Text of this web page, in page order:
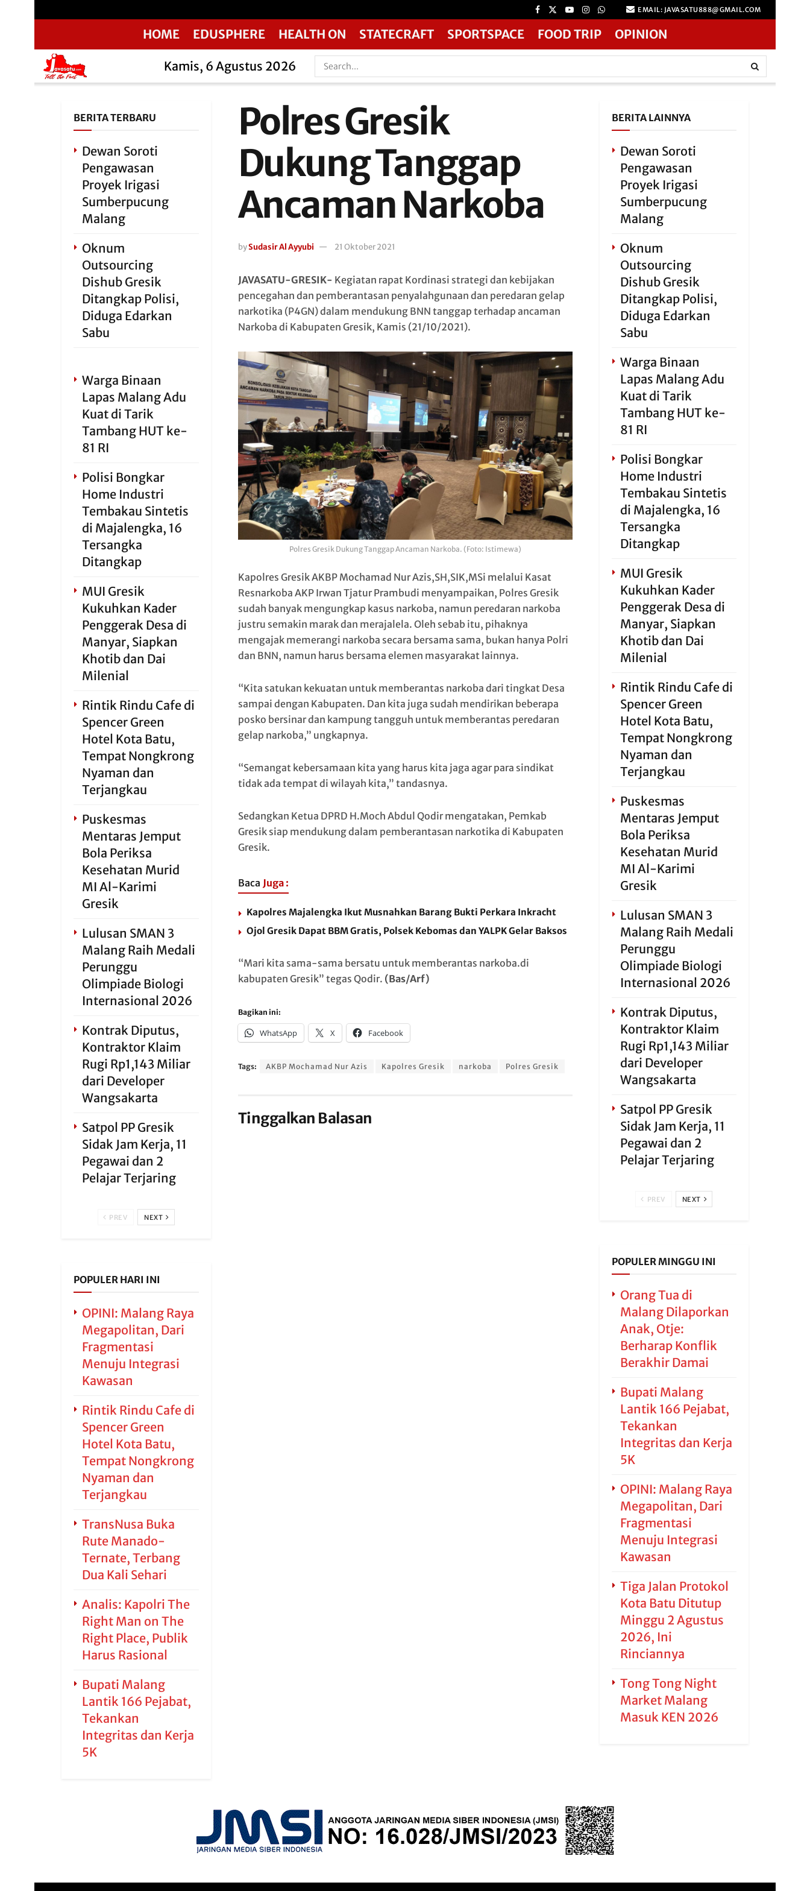
EMAIL: JAVASATU888@GMAIL.COM
HOME EDUSPHERE HEALTH ON STATECRAFT SPORTSPACE FOOD TRIP OPINION
Kamis, 6 Agustus 2026
Polres Gresik
Dukung Tanggap
Ancaman Narkoba
bySudasir Al Ayyubi 21 Oktober 2021
JAVASATU-GRESIK- Kegiatan rapat Kordinasi strategi dan kebijakan
pencegahan dan pemberantasan penyalahgunaan dan peredaran gelap
narkotika (P4GN) dalam mendukung BNN tanggap terhadap ancaman
Narkoba di Kabupaten Gresik, Kamis (21/10/2021).
Polres Gresik Dukung Tanggap Ancaman Narkoba. (Foto: Istimewa)
Kapolres Gresik AKBP Mochamad Nur Azis,SH,SIK,MSi melalui Kasat
Resnarkoba AKP Irwan Tjatur Prambudi menyampaikan, Polres Gresik
sudah banyak mengungkap kasus narkoba, namun peredaran narkoba
justru semakin marak dan merajalela. Oleh sebab itu, pihaknya
mengajak memerangi narkoba secara bersama sama, bukan hanya Polri
dan BNN, namun harus bersama elemen masyarakat lainnya.
“Kita satukan kekuatan untuk memberantas narkoba dari tingkat Desa
sampai dengan Kabupaten. Dan kita juga sudah mendirikan beberapa
posko bersinar dan kampung tangguh untuk memberantas peredaran
gelap narkoba,” ungkapnya.
“Semangat kebersamaan kita yang harus kita jaga agar para sindikat
tidak ada tempat di wilayah kita,” tandasnya.
Sedangkan Ketua DPRD H.Moch Abdul Qodir mengatakan, Pemkab
Gresik siap mendukung dalam pemberantasan narkotika di Kabupaten
Gresik.
Baca Juga :
Kapolres Majalengka Ikut Musnahkan Barang Bukti Perkara Inkracht
Ojol Gresik Dapat BBM Gratis, Polsek Kebomas dan YALPK Gelar Baksos
“Mari kita sama-sama bersatu untuk memberantas narkoba.di
kabupaten Gresik” tegas Qodir. (Bas/Arf)
Bagikan ini:
WhatsApp X Facebook
Tags: AKBP Mochamad Nur Azis Kapolres Gresik narkoba Polres Gresik
Tinggalkan Balasan
BERITA TERBARU
Dewan Soroti
Pengawasan
Proyek Irigasi
Sumberpucung
Malang
Oknum
Outsourcing
Dishub Gresik
Ditangkap Polisi,
Diduga Edarkan
Sabu
Warga Binaan
Lapas Malang Adu
Kuat di Tarik
Tambang HUT ke-
81 RI
Polisi Bongkar
Home Industri
Tembakau Sintetis
di Majalengka, 16
Tersangka
Ditangkap
MUI Gresik
Kukuhkan Kader
Penggerak Desa di
Manyar, Siapkan
Khotib dan Dai
Milenial
Rintik Rindu Cafe di
Spencer Green
Hotel Kota Batu,
Tempat Nongkrong
Nyaman dan
Terjangkau
Puskesmas
Mentaras Jemput
Bola Periksa
Kesehatan Murid
MI Al-Karimi
Gresik
Lulusan SMAN 3
Malang Raih Medali
Perunggu
Olimpiade Biologi
Internasional 2026
Kontrak Diputus,
Kontraktor Klaim
Rugi Rp1,143 Miliar
dari Developer
Wangsakarta
Satpol PP Gresik
Sidak Jam Kerja, 11
Pegawai dan 2
Pelajar Terjaring
PREV NEXT
POPULER HARI INI
OPINI: Malang Raya
Megapolitan, Dari
Fragmentasi
Menuju Integrasi
Kawasan
Rintik Rindu Cafe di
Spencer Green
Hotel Kota Batu,
Tempat Nongkrong
Nyaman dan
Terjangkau
TransNusa Buka
Rute Manado-
Ternate, Terbang
Dua Kali Sehari
Analis: Kapolri The
Right Man on The
Right Place, Publik
Harus Rasional
Bupati Malang
Lantik 166 Pejabat,
Tekankan
Integritas dan Kerja
5K
BERITA LAINNYA
Dewan Soroti
Pengawasan
Proyek Irigasi
Sumberpucung
Malang
Oknum
Outsourcing
Dishub Gresik
Ditangkap Polisi,
Diduga Edarkan
Sabu
Warga Binaan
Lapas Malang Adu
Kuat di Tarik
Tambang HUT ke-
81 RI
Polisi Bongkar
Home Industri
Tembakau Sintetis
di Majalengka, 16
Tersangka
Ditangkap
MUI Gresik
Kukuhkan Kader
Penggerak Desa di
Manyar, Siapkan
Khotib dan Dai
Milenial
Rintik Rindu Cafe di
Spencer Green
Hotel Kota Batu,
Tempat Nongkrong
Nyaman dan
Terjangkau
Puskesmas
Mentaras Jemput
Bola Periksa
Kesehatan Murid
MI Al-Karimi
Gresik
Lulusan SMAN 3
Malang Raih Medali
Perunggu
Olimpiade Biologi
Internasional 2026
Kontrak Diputus,
Kontraktor Klaim
Rugi Rp1,143 Miliar
dari Developer
Wangsakarta
Satpol PP Gresik
Sidak Jam Kerja, 11
Pegawai dan 2
Pelajar Terjaring
PREV NEXT
POPULER MINGGU INI
Orang Tua di
Malang Dilaporkan
Anak, Otje:
Berharap Konflik
Berakhir Damai
Bupati Malang
Lantik 166 Pejabat,
Tekankan
Integritas dan Kerja
5K
OPINI: Malang Raya
Megapolitan, Dari
Fragmentasi
Menuju Integrasi
Kawasan
Tiga Jalan Protokol
Kota Batu Ditutup
Minggu 2 Agustus
2026, Ini
Rinciannya
Tong Tong Night
Market Malang
Masuk KEN 2026